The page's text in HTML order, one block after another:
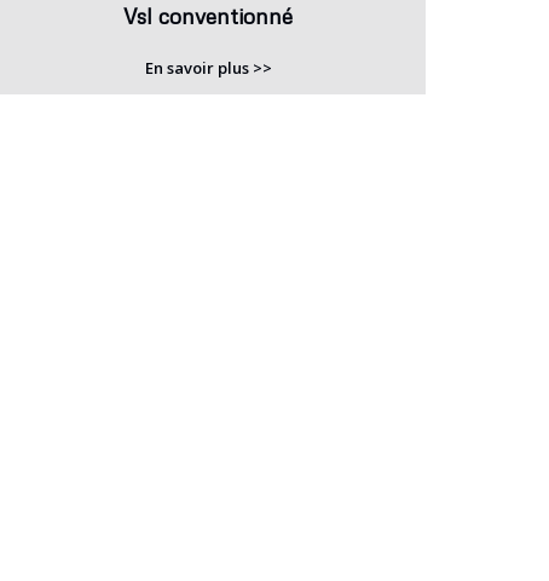
Vsl conventionné
En savoir plus >>